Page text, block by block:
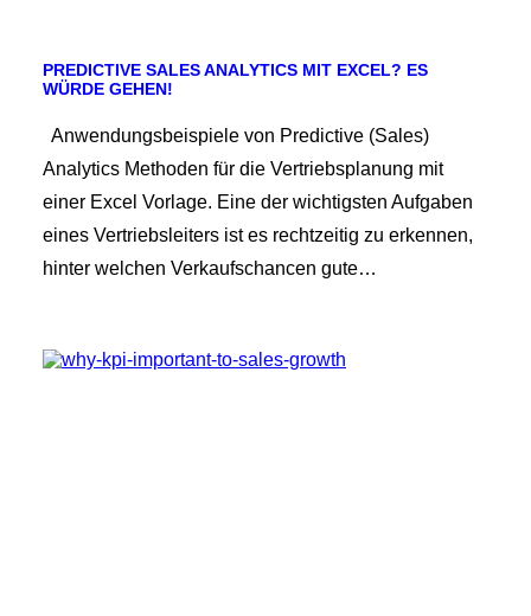
PREDICTIVE SALES ANALYTICS MIT EXCEL? ES
WÜRDE GEHEN!
Anwendungsbeispiele von Predictive (Sales)
Analytics Methoden für die Vertriebsplanung mit
einer Excel Vorlage. Eine der wichtigsten Aufgaben
eines Vertriebsleiters ist es rechtzeitig zu erkennen,
hinter welchen Verkaufschancen gute…